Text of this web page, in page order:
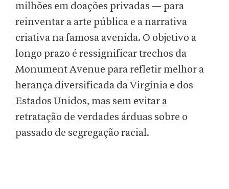
milhões em doações privadas — para
reinventar a arte pública e a narrativa
criativa na famosa avenida. O objetivo a
longo prazo é ressignificar trechos da
Monument Avenue para refletir melhor a
herança diversificada da Virgínia e dos
Estados Unidos, mas sem evitar a
retratação de verdades árduas sobre o
passado de segregação racial.